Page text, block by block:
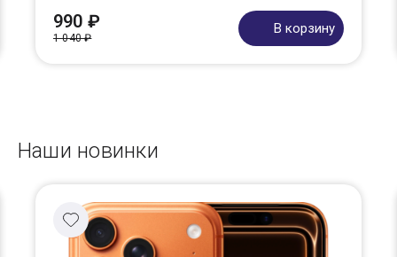
990 ₽
1 040 ₽
В корзину
Наши новинки